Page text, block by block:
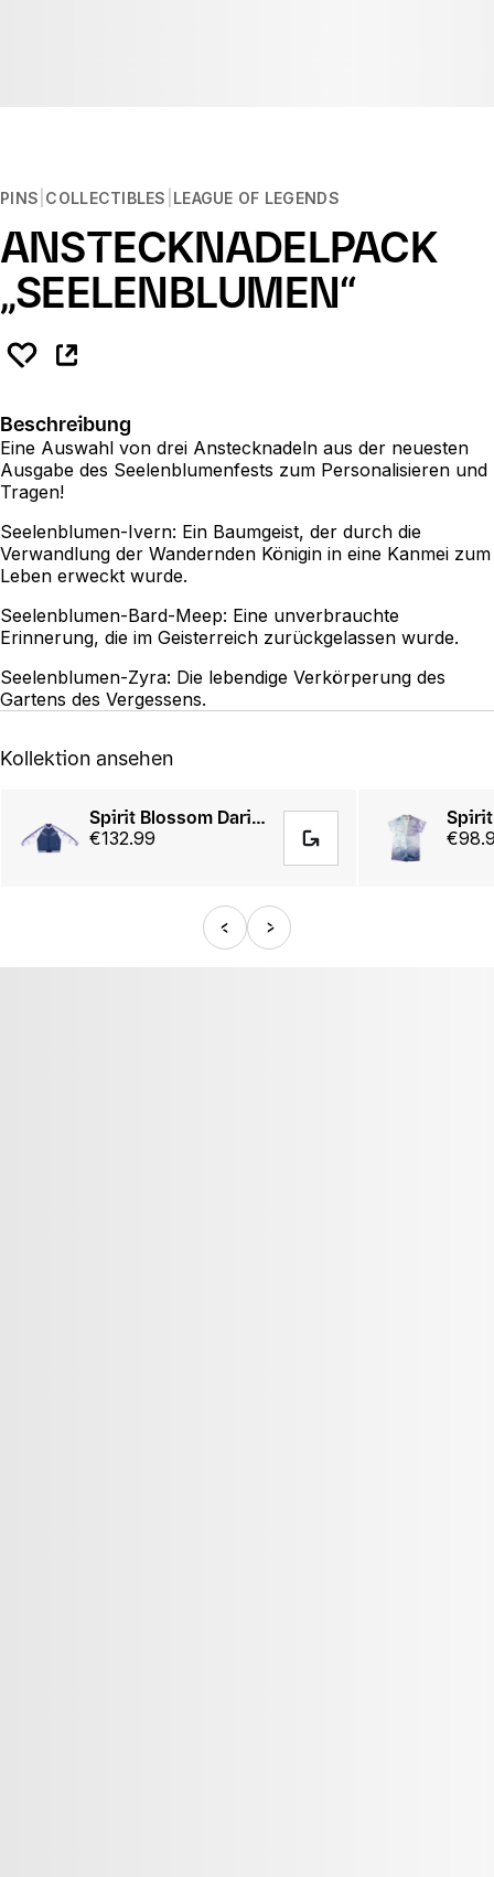
PINS COLLECTIBLES LEAGUE OF LEGENDS
ANSTECKNADELPACK
„SEELENBLUMEN“
Beschreibung
Eine Auswahl von drei Anstecknadeln aus der neuesten
Ausgabe des Seelenblumenfests zum Personalisieren und
Tragen!
Seelenblumen-Ivern: Ein Baumgeist, der durch die
Verwandlung der Wandernden Königin in eine Kanmei zum
Leben erweckt wurde.
Seelenblumen-Bard-Meep: Eine unverbrauchte
Erinnerung, die im Geisterreich zurückgelassen wurde.
Seelenblumen-Zyra: Die lebendige Verkörperung des
Gartens des Vergessens.
Kollektion ansehen
Spirit Blossom Darius Sukajan Jacket
€132.99